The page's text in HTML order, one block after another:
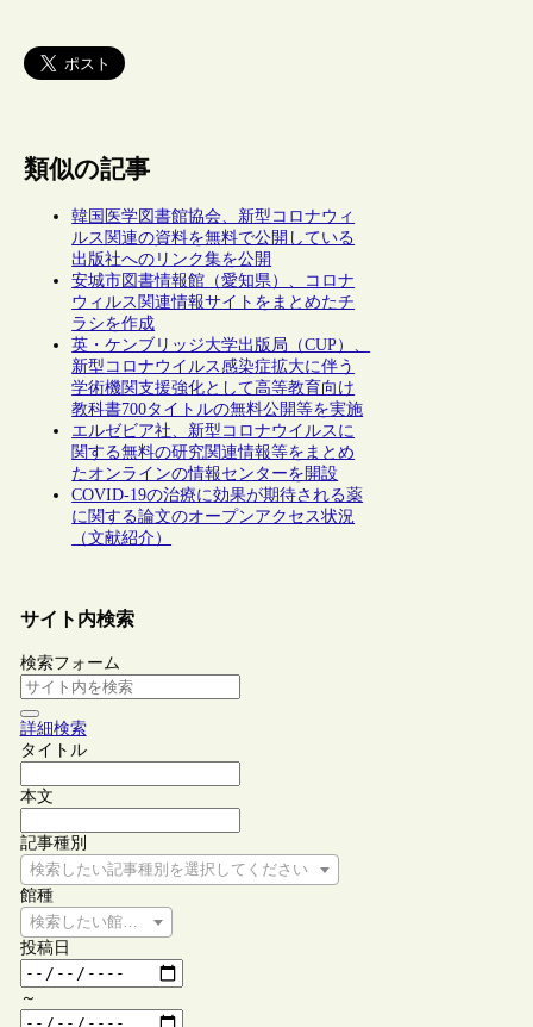
類似の記事
韓国医学図書館協会、新型コロナウィ
ルス関連の資料を無料で公開している
出版社へのリンク集を公開
安城市図書情報館（愛知県）、コロナ
ウィルス関連情報サイトをまとめたチ
ラシを作成
英・ケンブリッジ大学出版局（CUP）、
新型コロナウイルス感染症拡大に伴う
学術機関支援強化として高等教育向け
教科書700タイトルの無料公開等を実施
エルゼビア社、新型コロナウイルスに
関する無料の研究関連情報等をまとめ
たオンラインの情報センターを開設
COVID-19の治療に効果が期待される薬
に関する論文のオープンアクセス状況
（文献紹介）
サイト内検索
検索フォーム
詳細検索
タイトル
本文
記事種別
検索したい記事種別を選択してください
館種
検索したい館種を選択してください
投稿日
～